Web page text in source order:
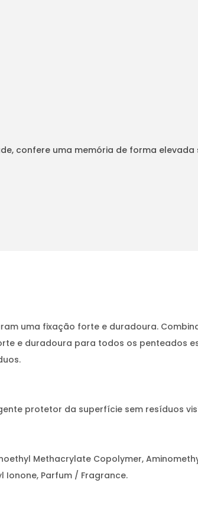
confere uma memória de forma elevada
uma fixação forte e duradoura.
e duradoura para todos os penteados
protetor da superfície sem resíduos
Methacrylate Copolymer,
Ionone, Parfum / Fragrance.